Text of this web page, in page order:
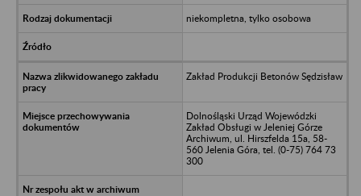
niekompletna, tylko osobowa
Zakład Produkcji Betonów Sędzisław
Dolnośląski Urząd Wojewódzki
Zakład Obsługi w Jeleniej Górze
Archiwum, ul. Hirszfelda 15a, 58-
560 Jelenia Góra, tel. (0-75) 764 73
300